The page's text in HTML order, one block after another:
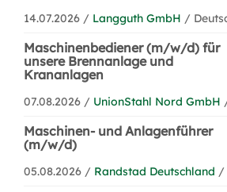
14.07.2026 / Langguth GmbH /
Maschinenbediener (m/w/d) für
unsere Brennanlage und
Krananlagen
07.08.2026 / UnionStahl Nord GmbH
Maschinen- und Anlagenführer
(m/w/d)
05.08.2026 / Randstad Deutschland /